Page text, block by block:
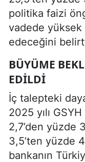
politika faizi
vadede yüksek
edeceğini
BÜYÜME
EDILDI
İç talepteki
2025 yılı
2,7’den yüzde
3,5’ten yüzde
bankanın